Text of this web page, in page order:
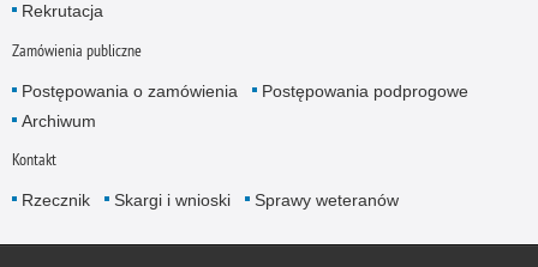
Rekrutacja
Zamówienia publiczne
Postępowania o zamówienia
Postępowania podprogowe
Archiwum
Kontakt
Rzecznik Skargi i wnioski Sprawy weteranów